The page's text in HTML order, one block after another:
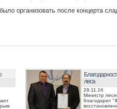
организовать после концерта
леса
28.11.16
Министр
благодарит